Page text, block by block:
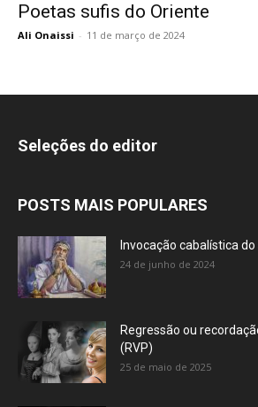
Poetas sufis do Oriente
Ali Onaissi - 11 de março de 2024
Seleções do editor
POSTS MAIS POPULARES
Invocação cabalística
24 de junho de 2024
Regressão ou
(RVP)
25 de maio de 2025